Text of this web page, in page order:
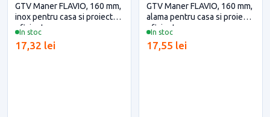
In stoc
GTV Maner FLAVIO, 160 mm,
inox pentru casa si proiecte
eficiente
17,32 lei
In stoc
GTV Maner FLAVIO, 160 mm,
alama pentru casa si proiecte
eficiente
17,55 lei